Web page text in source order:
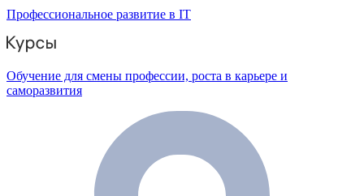
Профессиональное развитие в IT
Обучение для смены профессии, роста в карьере и
саморазвития